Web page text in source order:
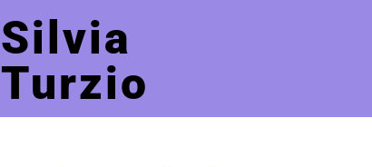
Silvia
Turzio